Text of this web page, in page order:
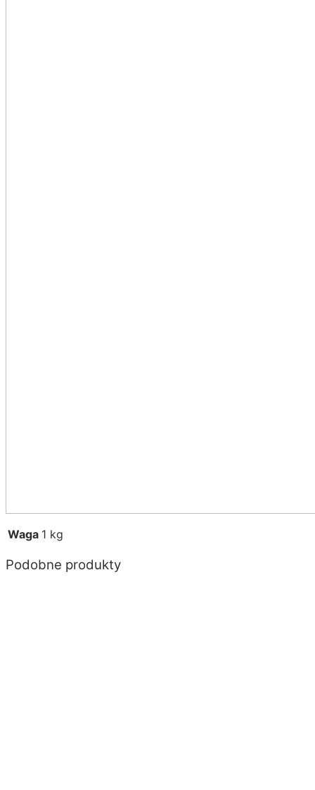
Waga 1 kg
Podobne produkty